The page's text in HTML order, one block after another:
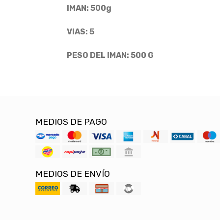
IMAN: 500g
VIAS: 5
PESO DEL IMAN: 500 G
MEDIOS DE PAGO
MEDIOS DE ENVÍO